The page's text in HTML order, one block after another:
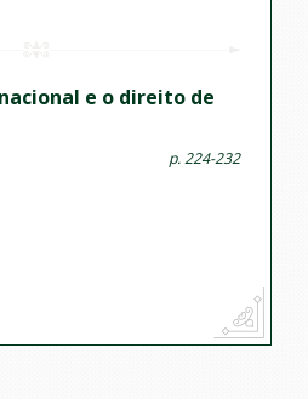
e o direito de
p. 224-232